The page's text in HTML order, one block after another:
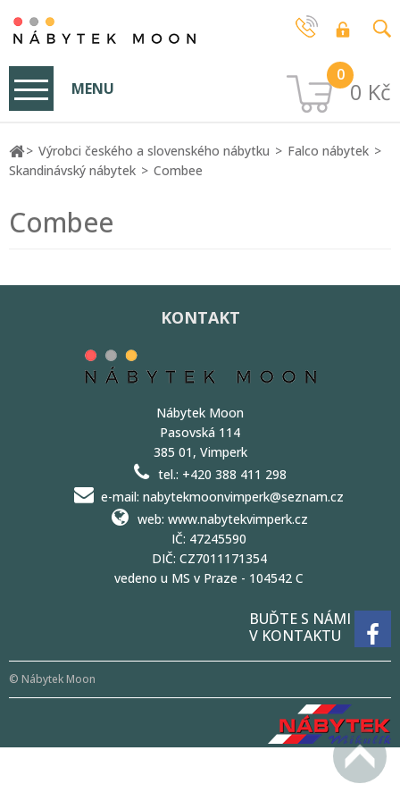
0
0 Kč
MENU
Výrobci českého a slovenského nábytku
Falco nábytek
Skandinávský nábytek
Combee
Combee
KONTAKT
Nábytek Moon
Pasovská 114
385 01, Vimperk
tel.: +420 388 411 298
e-mail: nabytekmoonvimperk@seznam.cz
web: www.nabytekvimperk.cz
IČ: 47245590
DIČ: CZ7011171354
vedeno u MS v Praze - 104542 C
BUĎTE S NÁMI
V KONTAKTU
© Nábytek Moon